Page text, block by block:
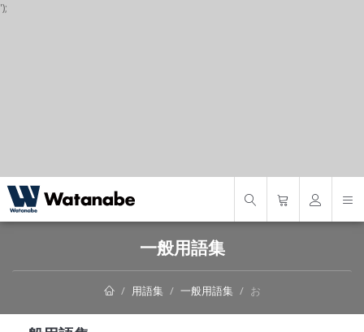
');
一般用語集
用語集 一般用語集 お